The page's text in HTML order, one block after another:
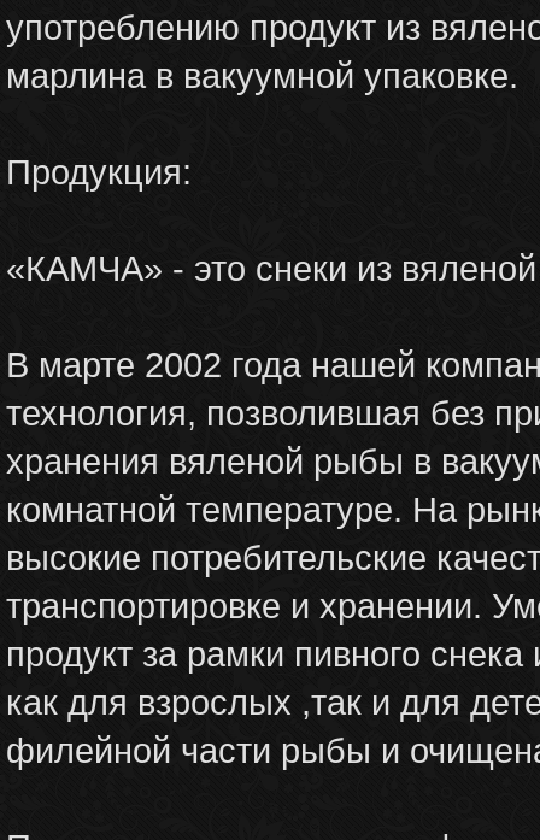
употреблению продукт из
марлина в вакуумной упаковке.
Продукция:
«КАМЧА» - это снеки из
В марте 2002 года нашей
технология, позволившая без
хранения вяленой рыбы в
комнатной температуре. На
высокие потребительские
транспортировке и хранении.
продукт за рамки пивного
как для взрослых ,так и для
филейной части рыбы и